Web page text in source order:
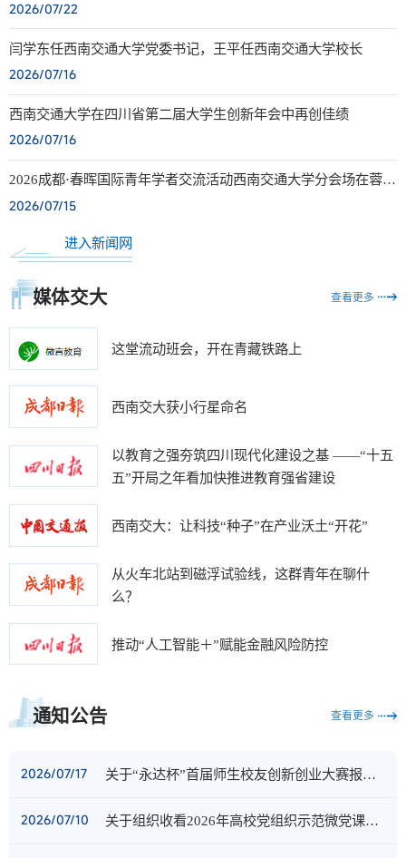
举办
2026/07/22
闫学东任西南交通大学党委书记，王平任西南交通大学校长
2026/07/16
西南交通大学在四川省第二届大学生创新年会中再创佳绩
2026/07/16
2026成都·春晖国际青年学者交流活动西南交通大学分会场在蓉举
行
2026/07/15
进入新闻网
媒体交大 查看更多
这堂流动班会，开在青藏铁路上
西南交大获小行星命名
以教育之强夯筑四川现代化建设之基 ——“十五
五”开局之年看加快推进教育强省建设
西南交大：让科技“种子”在产业沃土“开花”
从火车北站到磁浮试验线，这群青年在聊什
么？
推动“人工智能＋”赋能金融风险防控
通知公告 查看更多
2026/07/17 关于“永达杯”首届师生校友创新创业大赛报名延期的通知
2026/07/10 关于组织收看2026年高校党组织示范微党课第4讲《以实干作答，用实绩交卷》的通知